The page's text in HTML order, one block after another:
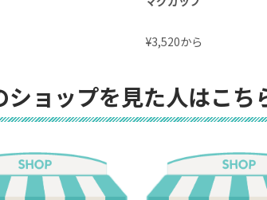
¥3,520から
ショップを見た人はこ